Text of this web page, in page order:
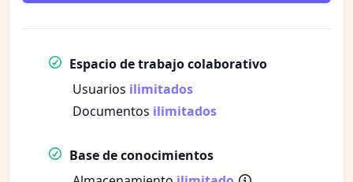
Espacio de trabajo colaborativo
Usuarios ilimitados
Documentos ilimitados
Base de conocimientos